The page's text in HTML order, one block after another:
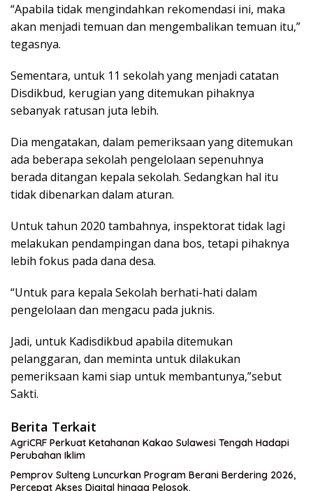
“Apabila tidak mengindahkan rekomendasi ini, maka
akan menjadi temuan dan mengembalikan temuan itu,”
tegasnya.
Sementara, untuk 11 sekolah yang menjadi catatan
Disdikbud, kerugian yang ditemukan pihaknya
sebanyak ratusan juta lebih.
Dia mengatakan, dalam pemeriksaan yang ditemukan
ada beberapa sekolah pengelolaan sepenuhnya
berada ditangan kepala sekolah. Sedangkan hal itu
tidak dibenarkan dalam aturan.
Untuk tahun 2020 tambahnya, inspektorat tidak lagi
melakukan pendampingan dana bos, tetapi pihaknya
lebih fokus pada dana desa.
“Untuk para kepala Sekolah berhati-hati dalam
pengelolaan dan mengacu pada juknis.
Jadi, untuk Kadisdikbud apabila ditemukan
pelanggaran, dan meminta untuk dilakukan
pemeriksaan kami siap untuk membantunya,”sebut
Sakti.
Berita Terkait
AgriCRF Perkuat Ketahanan Kakao Sulawesi Tengah Hadapi
Perubahan Iklim
Pemprov Sulteng Luncurkan Program Berani Berdering 2026,
Percepat Akses Digital hingga Pelosok.